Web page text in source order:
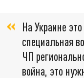
На Украине
специальная
ЧП
война, это